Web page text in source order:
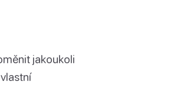
jakoukoli